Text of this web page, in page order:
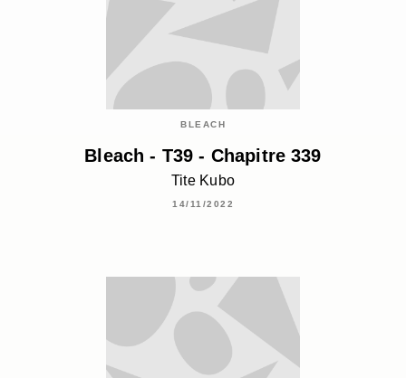
BLEACH
Bleach - T39 - Chapitre 339
Tite Kubo
14/11/2022